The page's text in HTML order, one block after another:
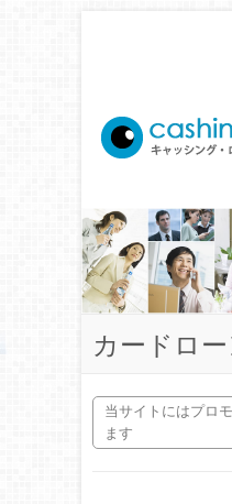
カードロ
当サイトにはプロ
ます